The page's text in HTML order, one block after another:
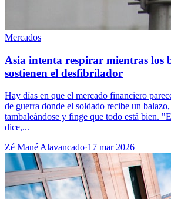
Mercados
Asia intenta respirar mientras los
sostienen el desfibrilador
Hay días en que el mercado financiero
de guerra donde el soldado recibe un
tambaleándose y finge que todo está bien.
dice,...
Zé Mané Alavancado·17 mar 2026